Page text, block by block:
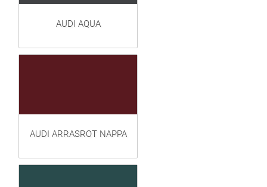
AUDI AQUA
AUDI ARRASROT NAPPA